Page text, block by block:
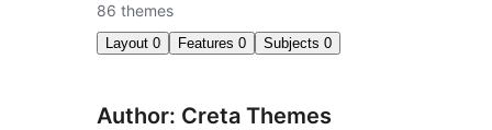
86 themes
Layout 0 Features 0 Subjects 0
Author: Creta Themes